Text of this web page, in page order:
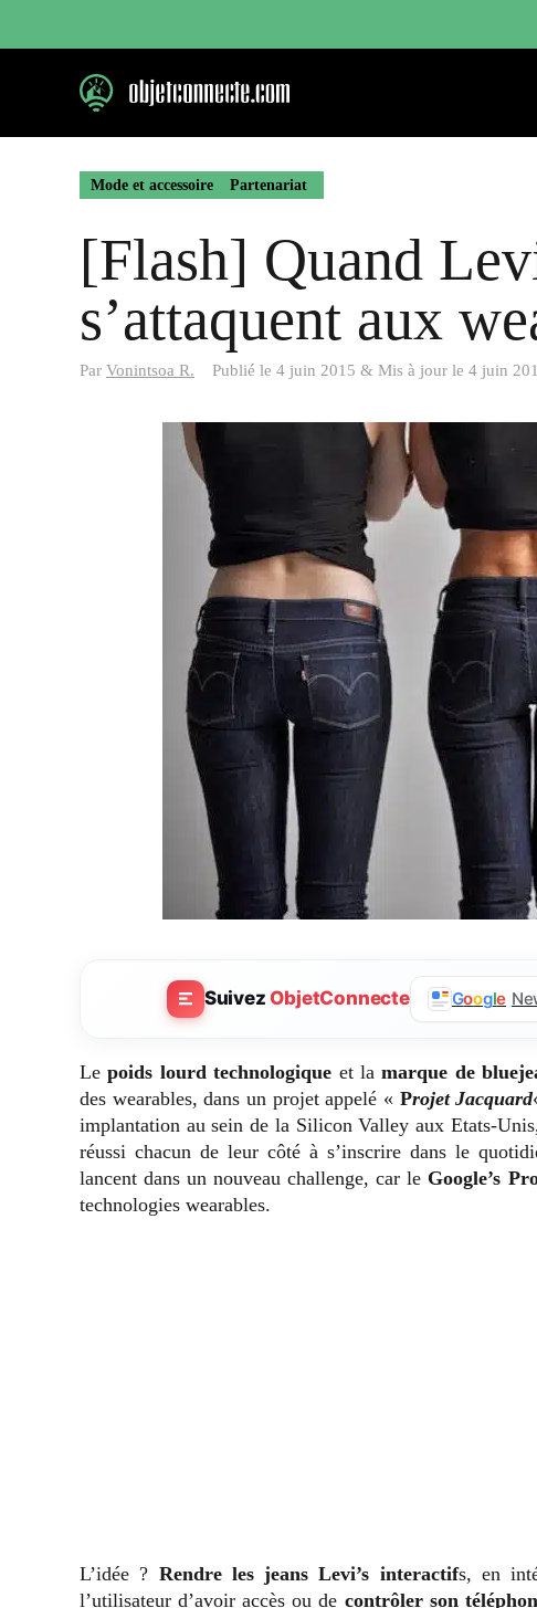
Mode et accessoire Partenariat
[Flash] Quand
s’attaquent aux
Par Vonintsoa R. Publié le 4 juin 2015 & Mis à jour le 4 juin
SuivezObjetConnecte Google
Lepoids lourd technologique et lamarque de
des wearables, dans un projet appelé « Projet Jacquard
implantation au sein de la Silicon Valley aux Etats-
réussi chacun de leur côté à s’inscrire dans le
lancent dans un nouveau challenge, car le Google’s
technologies wearables.
L’idée ? Rendre les jeans Levi’s interactifs, en
l’utilisateur d’avoir accès ou de contrôler son